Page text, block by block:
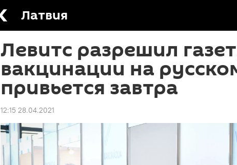
Латвия
Левитс разрешил
вакцинации на
привьется завтра
12:15 28.04.2021